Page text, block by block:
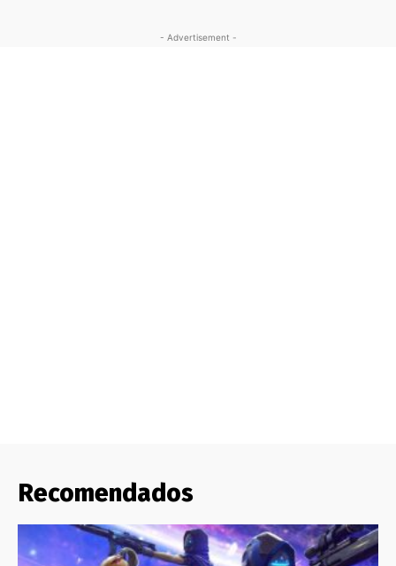
- Advertisement -
Recomendados